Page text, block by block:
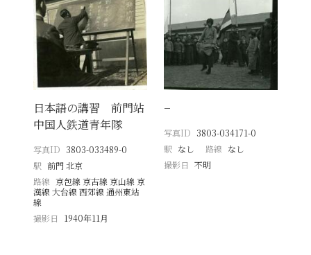
日本語の講習 前門站
中国人鉄道青年隊
写真ID 3803-033489-0
駅 前門 北京
路線 京包線 京古線 京山線 京
漢線 大台線 西郊線 通州東站
線
撮影日
1940年11月
−
写真ID 3803-034171-0
駅 なし 路線 なし
撮影日 不明